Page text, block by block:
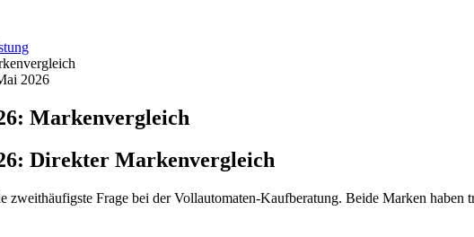
2026
Markenvergleich
Direkter Markenvergleich
Frage bei der Vollautomaten-Kaufberatung. Beide Marken haben